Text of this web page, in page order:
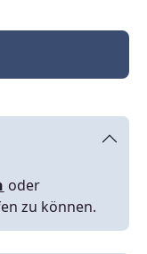
oder
zu können.